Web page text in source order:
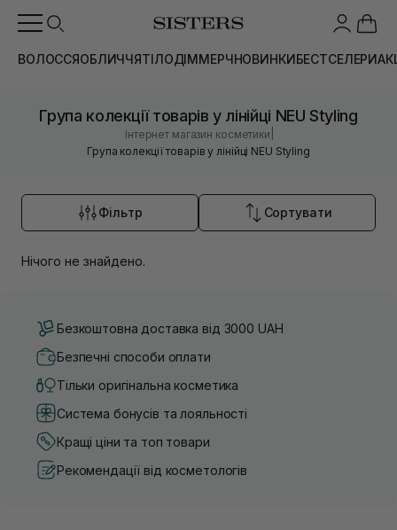
ВОЛОССЯОБЛИЧЧЯТІЛОДІММЕРЧНОВИНКИБЕСТСЕЛЕРИ
Група колекції товарів у лінійці NEU Styling
Інтернет магазин косметики
Група колекції товарів у лінійці NEU Styling
Фільтр Сортувати
Нічого не знайдено.
Безкоштовна доставка від 3000 UAH
Безпечні способи оплати
Тільки оригінальна косметика
Система бонусів та лояльності
Кращі ціни та топ товари
Рекомендації від косметологів